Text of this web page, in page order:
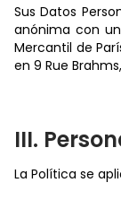
Sus Datos
anónima con un
Mercantil de
en 9 Rue
III.
La Política se